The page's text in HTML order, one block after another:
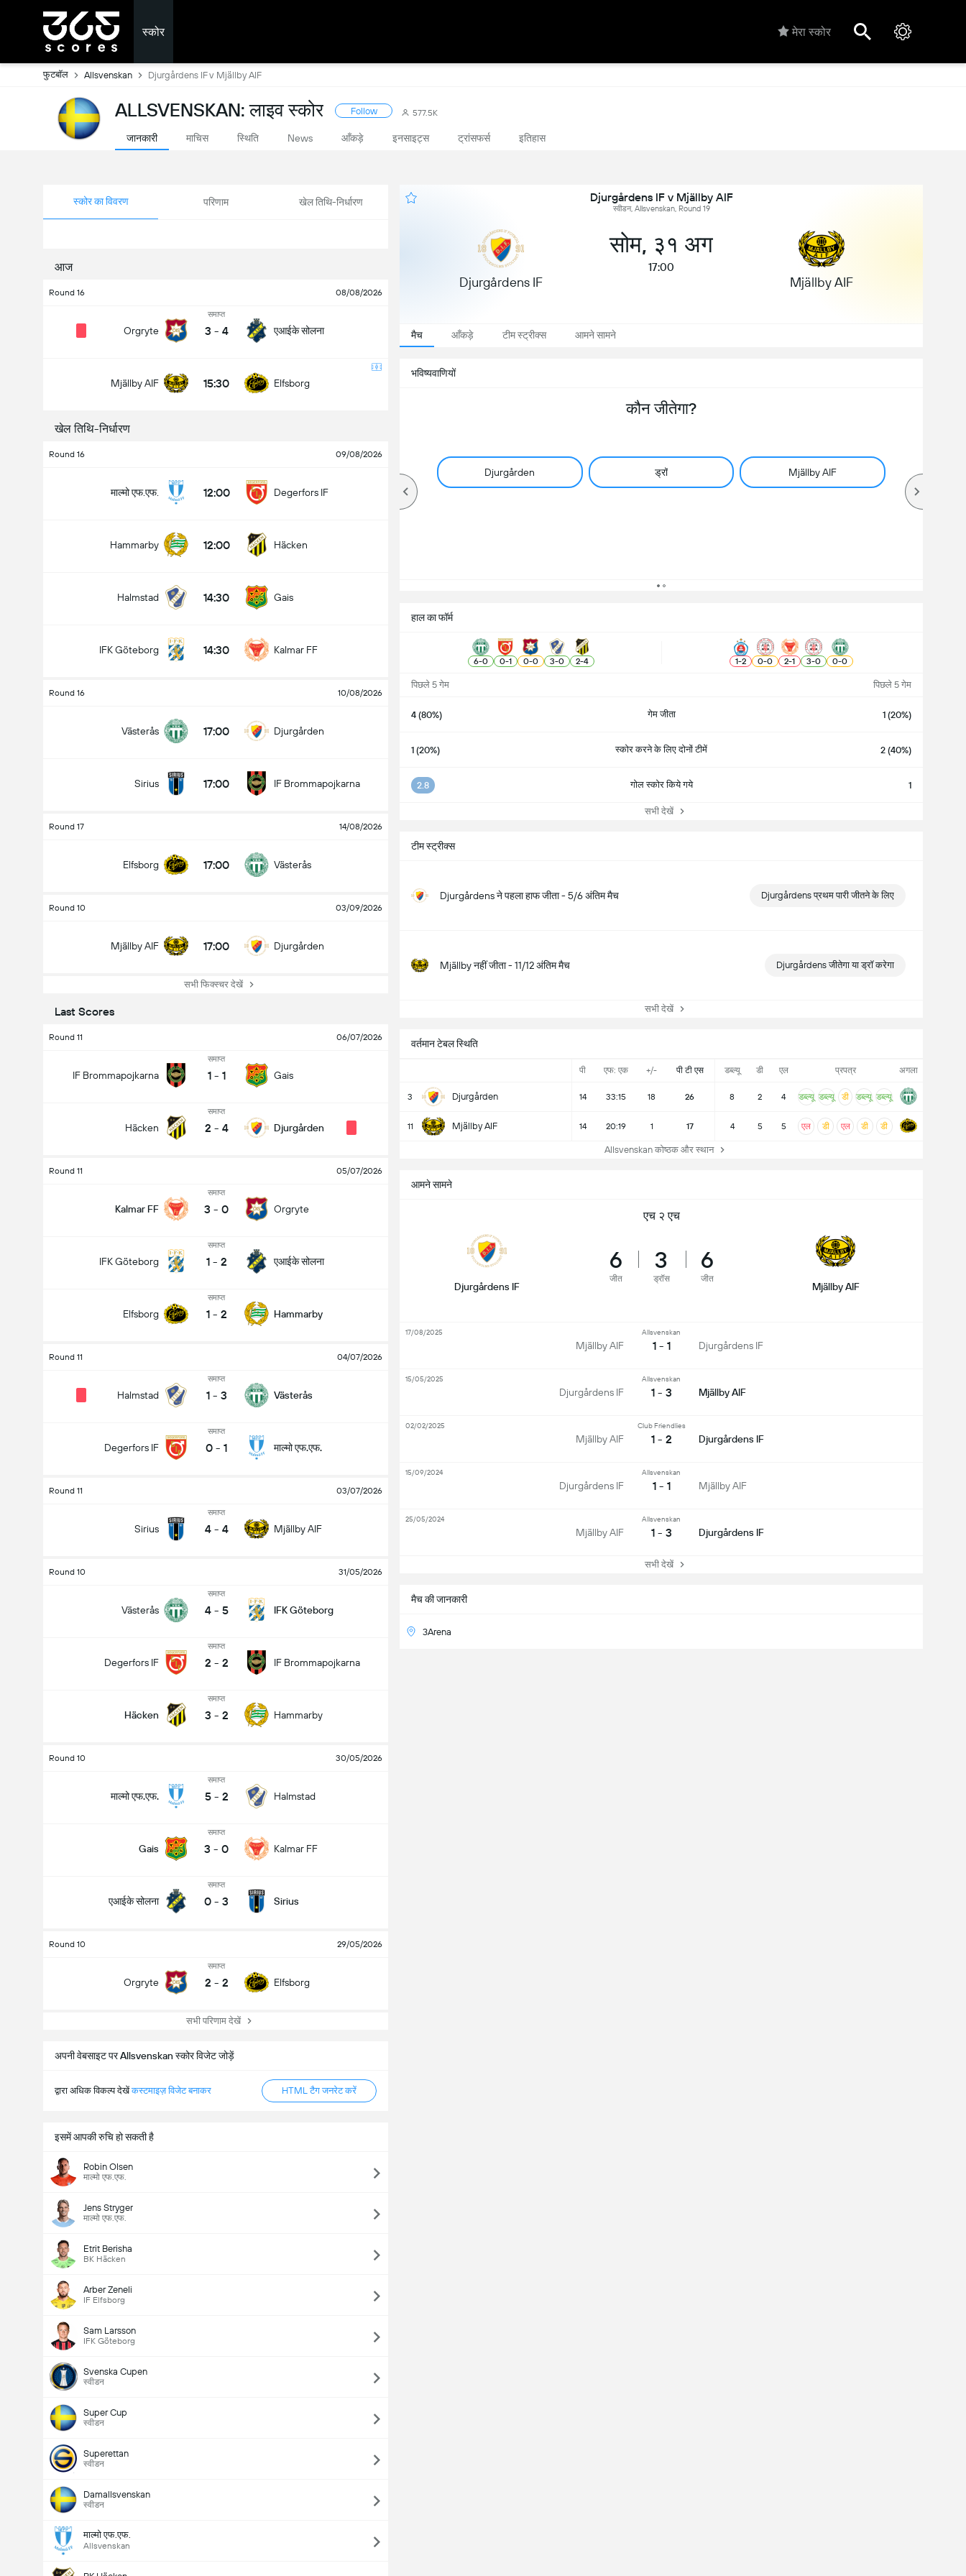
स्कोर मेरा स्कोर
फुटबॉल Allsvenskan Djurgårdens IF v Mjällby AIF
ALLSVENSKAN: लाइव स्कोर Follow 577.5K
जानकारी माचिस स्थिति News आँकड़े इनसाइट्स ट्रांसफर्स इतिहास
स्कोर का विवरण परिणाम खेल तिथि-निर्धारण
आज
Round 16 08/08/2026
Orgryte
समाप्त
3 - 4 एआईके सोलना
Mjällby AIF 15:30 Elfsborg
खेल तिथि-निर्धारण
Round 16 09/08/2026
माल्मो एफ.एफ. 12:00 Degerfors IF
Hammarby 12:00 Häcken
Halmstad 14:30 Gais
IFK Göteborg 14:30 Kalmar FF
Round 16 10/08/2026
Västerås 17:00 Djurgården
Sirius 17:00 IF Brommapojkarna
Round 17 14/08/2026
Elfsborg 17:00 Västerås
Round 10 03/09/2026
Mjällby AIF 17:00 Djurgården
सभी फिक्स्चर देखें
Last Scores
Round 11 06/07/2026
IF Brommapojkarna
समाप्त
1 - 1 Gais
Häcken
समाप्त
2 - 4 Djurgården
Round 11 05/07/2026
Kalmar FF
समाप्त
3 - 0 Orgryte
IFK Göteborg
समाप्त
1 - 2 एआईके सोलना
Elfsborg
समाप्त
1 - 2 Hammarby
Round 11 04/07/2026
Halmstad
समाप्त
1 - 3 Västerås
Degerfors IF
समाप्त
0 - 1 माल्मो एफ.एफ.
Round 11 03/07/2026
Sirius
समाप्त
4 - 4 Mjällby AIF
Round 10 31/05/2026
Västerås
समाप्त
4 - 5 IFK Göteborg
Degerfors IF
समाप्त
2 - 2 IF Brommapojkarna
Häcken
समाप्त
3 - 2 Hammarby
Round 10 30/05/2026
माल्मो एफ.एफ.
समाप्त
5 - 2 Halmstad
Gais
समाप्त
3 - 0 Kalmar FF
एआईके सोलना
समाप्त
0 - 3 Sirius
Round 10 29/05/2026
Orgryte
समाप्त
2 - 2 Elfsborg
सभी परिणाम देखें
अपनी वेबसाइट पर Allsvenskan स्कोर विजेट जोड़ें
द्वारा अधिक विकल्प देखेंकस्टमाइज़ विजेट बनाकर HTML टैग जनरेट करें
इसमें आपकी रुचि हो सकती है
Robin Olsen
माल्मो एफ.एफ.
Jens Stryger
माल्मो एफ.एफ.
Etrit Berisha
BK Häcken
Arber Zeneli
IF Elfsborg
Sam Larsson
IFK Göteborg
Svenska Cupen
स्वीडन
Super Cup
स्वीडन
Superettan
स्वीडन
Damallsvenskan
स्वीडन
माल्मो एफ.एफ.
Allsvenskan
Djurgårdens IF v Mjällby AIF
स्वीडन, Allsvenskan, Round 19
Djurgårdens IF
सोम, ३१ अग
17:00
Mjällby AIF
मैच आँकड़े टीम स्ट्रीक्स आमने सामने
भविष्यवाणियों
कौन जीतेगा?
Djurgården ड्रॉ Mjällby AIF
हाल का फॉर्म
6-0 0-1 0-0 3-0 2-4 1-2 0-0 2-1 3-0 0-0
पिछले 5 गेम पिछले 5 गेम
4 (80%) गेम जीता 1 (20%)
1 (20%) स्कोर करने के लिए दोनों टीमें 2 (40%)
2.8 गोल स्कोर किये गये 1
सभी देखें
टीम स्ट्रीक्स
Djurgårdens ने पहला हाफ जीता - 5/6 अंतिम मैच Djurgårdens प्रथम पारी जीतने के लिए
Mjällby नहीं जीता - 11/12 अंतिम मैच Djurgårdens जीतेगा या ड्रॉ करेगा
सभी देखें
वर्तमान टेबल स्थिति
पी एफ: एक +/- पी टी एस डब्ल्यू डी एल प्रपत्र अगला
3 Djurgården 14 33:15 18 26 8 2 4 डब्ल्यू डब्ल्यू डी डब्ल्यू डब्ल्यू
11 Mjällby AIF 14 20:19 1 17 4 5 5 एल डी एल डी डी
Allsvenskan कोष्ठक और स्थान
मैच की जानकारी
3Arena
आमने सामने
एच २ एच
Djurgårdens IF
6
जीत
3
ड्रॉस
6
जीत
Mjällby AIF
Mjällby AIF
Allsvenskan
1 - 1 Djurgårdens IF
17/08/2025
Djurgårdens IF
Allsvenskan
1 - 3 Mjällby AIF
15/05/2025
Mjällby AIF
Club Friendlies
1 - 2 Djurgårdens IF
02/02/2025
Djurgårdens IF
Allsvenskan
1 - 1 Mjällby AIF
15/09/2024
Mjällby AIF
Allsvenskan
1 - 3 Djurgårdens IF
25/05/2024
सभी देखें